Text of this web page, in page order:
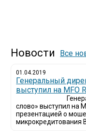
Новости Все
01.04.2019
Генеральный
выступил на MFO
слово» выступил на
презентацией о
микрокредитования